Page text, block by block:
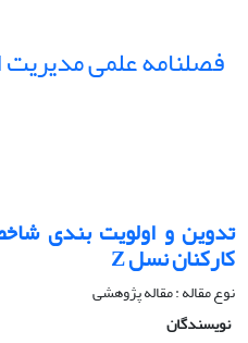
فصلنامه علمی
تدوین و اولویت بندی
کارکنان نسل Z
نوع مقاله : مقاله پژوهشی
نویسندگان